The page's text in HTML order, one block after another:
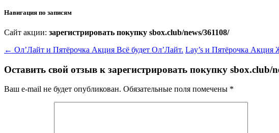
Навигация по записям
Сайт акции: зарегистрировать покупку sbox.club/news/361108/
← Ол’Лайт и Пятёрочка Акция Всё будет Ол’Лайт. Lay’s и Пятёрочка Акция
Оставить свой отзыв к зарегистрировать покупку sbox.club/
Ваш e-mail не будет опубликован. Обязательные поля помечены *